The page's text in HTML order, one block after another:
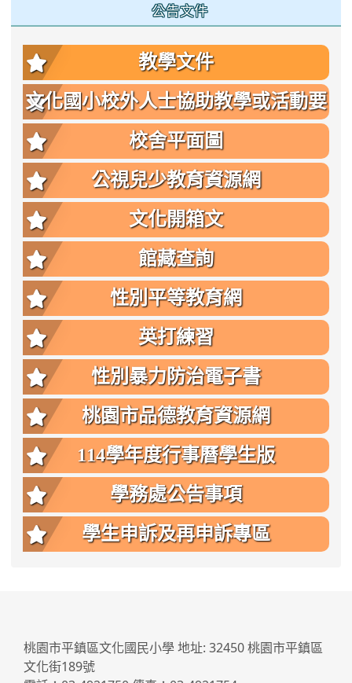
公告文件
教學文件
文化國小校外人士協助教學或活動要
點
校舍平面圖
公視兒少教育資源網
文化開箱文
館藏查詢
性別平等教育網
英打練習
性別暴力防治電子書
桃園市品德教育資源網
114學年度行事曆學生版
學務處公告事項
學生申訴及再申訴專區
桃園市平鎮區文化國民小學 地址: 32450 桃園市平鎮區
文化街189號